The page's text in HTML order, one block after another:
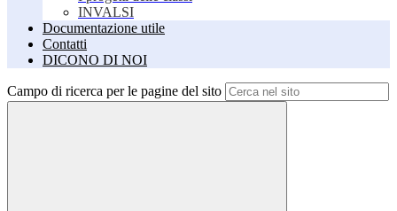
INVALSI
Documentazione utile
Contatti
DICONO DI NOI
Campo di ricerca per le pagine del sito